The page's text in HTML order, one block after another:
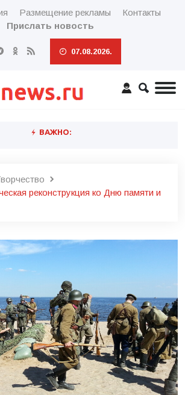
Размещение рекламы
Контакты
Прислать новость
07.08.2026.
ВАЖНО:
реконструкция ко Дню памяти и